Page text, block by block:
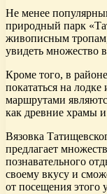
Не менее
природный парк
живописным тропам,
увидеть множество
Кроме того, в
покататься на
маршрутами
как древние храмы
Вязовка
предлагает
познавательного
своему вкусу и
от посещения этого